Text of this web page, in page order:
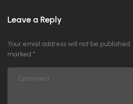
Leave a Reply
Your email address will not be published.
marked *